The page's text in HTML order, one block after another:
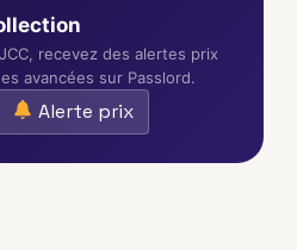
recevez des alertes prix
avancées sur Passlord.
Alerte prix